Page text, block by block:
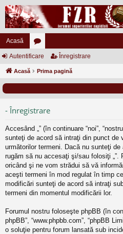
Acasă
or
u
Autentificare Înregistrare
Acasă Prima pagină
- Înregistrare
Accesând „” (în continuare “noi”,
sunteţi de acord să intraţi din punct de
următorilor termeni. Dacă nu sunteţi
rugăm să nu accesaţi şi/sau folosiţi „”.
oricând şi ne vom strădui să vă
aceşti termeni în mod regulat în timp
modificări sunteţi de acord să intraţi
termeni din momentul modificării lor.
Forumul nostru foloseşte phpBB (în
phpBB”, “www.phpbb.com”, “phpBB
o soluţie pentru forum lansată sub